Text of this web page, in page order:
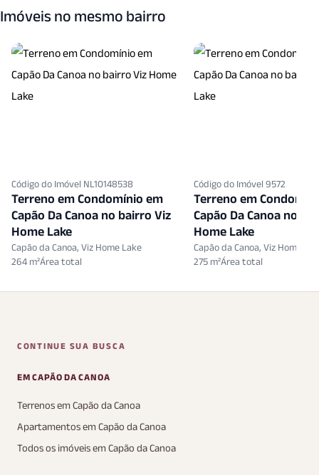
Imóveis no mesmo bairro
Código do Imóvel 9572
Terreno em Condomínio em
Capão Da Canoa no bairro Viz
Home Lake
Capão da Canoa, Viz Home Lake
275 m²
Código do Imóvel 9655
Terreno em
Capão Da Canoa no
Home Lake
Capão da Canoa, Viz Home
349 m²
CONTINUE SUA BUSCA
EM CAPÃO DA CANOA
Terrenos em Capão da Canoa
Apartamentos em Capão da Canoa
Todos os imóveis em Capão da Canoa